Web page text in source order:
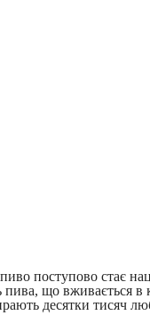
поступово стає
що вживається в
десятки тисяч